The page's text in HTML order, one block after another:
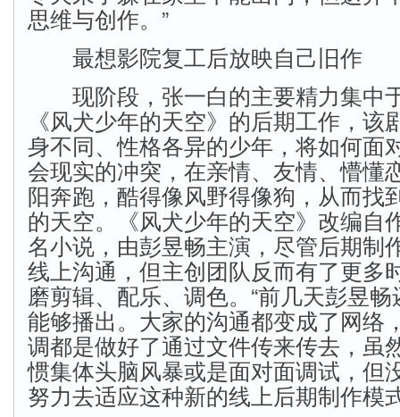
思维与创作。”
最想影院复工后放映自己旧作
现阶段，张一白的主要精力集中
《风犬少年的天空》的后期工作，该
身不同、性格各异的少年，将如何面
会现实的冲突，在亲情、友情、懵懂
阳奔跑，酷得像风野得像狗，从而找
的天空。《风犬少年的天空》改编自
名小说，由彭昱畅主演，尽管后期制
线上沟通，但主创团队反而有了更多
磨剪辑、配乐、调色。“前几天彭昱
能够播出。大家的沟通都变成了网络
调都是做好了通过文件传来传去，虽
惯集体头脑风暴或是面对面调试，但
努力去适应这种新的线上后期制作模